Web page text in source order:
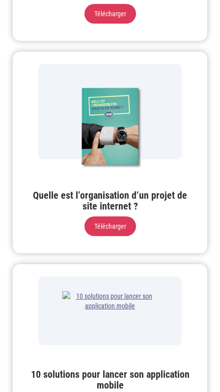
Télécharger
Quelle est l’organisation d’un projet de
site internet ?
Télécharger
10 solutions pour lancer son application
mobile